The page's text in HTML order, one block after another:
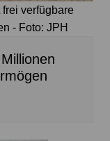
frei verfügbare
- Foto: JPH